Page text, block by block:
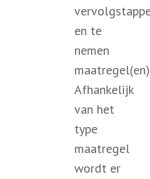
en te
nemen
Afhankelijk
van het
type
maatregel
wordt er